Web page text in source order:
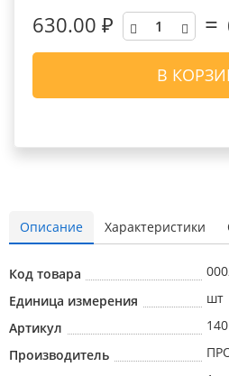
630.00 ₽
В
Описание Характеристики
Код товара
Единица измерения
шт
Артикул
Производитель